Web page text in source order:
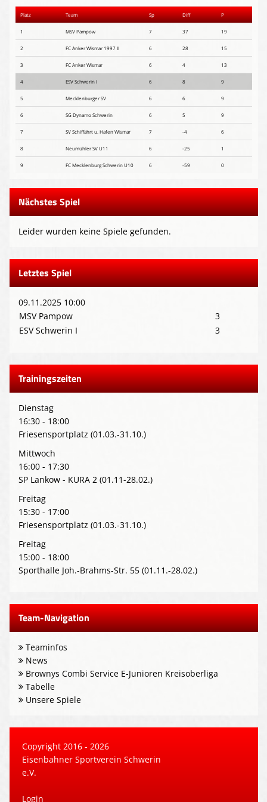
Platz Team Sp Diff P
1 MSV Pampow 7 37 19
2 FC Anker Wismar 1997 II 6 28 15
3 FC Anker Wismar 6 4 13
4 ESV Schwerin I 6 8 9
5 Mecklenburger SV 6 6 9
6 SG Dynamo Schwerin 6 5 9
7 SV Schiffahrt u. Hafen Wismar 7 -4 6
8 Neumühler SV U11 6 -25 1
9 FC Mecklenburg Schwerin U10 6 -59 0
Nächstes Spiel
Leider wurden keine Spiele gefunden.
Letztes Spiel
09.11.2025 10:00
MSV Pampow
3
ESV Schwerin I
3
Trainingszeiten
Dienstag
16:30 - 18:00
Friesensportplatz (01.03.-31.10.)
Mittwoch
16:00 - 17:30
SP Lankow - KURA 2 (01.11-28.02.)
Freitag
15:30 - 17:00
Friesensportplatz (01.03.-31.10.)
Freitag
15:00 - 18:00
Sporthalle Joh.-Brahms-Str. 55 (01.11.-28.02.)
Team-Navigation
Teaminfos
News
Brownys Combi Service E-Junioren Kreisoberliga
Tabelle
Unsere Spiele
Copyright 2016 - 2026
Eisenbahner Sportverein Schwerin
e.V.
Login